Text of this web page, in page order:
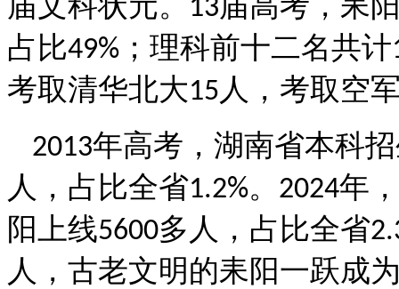
13
占比49% ；理科前十二名共计
考取清华北大15人，考取空
2013年高考，湖南省本科
人，占比全省1.2%。 2024年
阳上线5600多人，占比全省
人，古老文明的耒阳一跃成